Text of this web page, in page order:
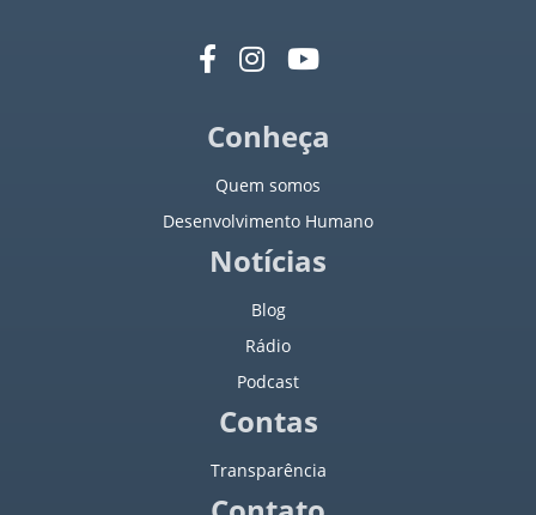
Conheça
Quem somos
Desenvolvimento Humano
Notícias
Blog
Rádio
Podcast
Contas
Transparência